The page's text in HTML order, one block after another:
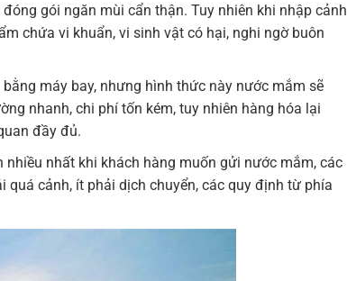
gói ngăn mùi cẩn thận. Tuy nhiên khi nhập cảnh
chứa vi khuẩn, vi sinh vật có hại, nghi ngờ buôn
máy bay, nhưng hình thức này nước mắm sẽ
nhanh, chi phí tốn kém, tuy nhiên hàng hóa lại
đầy đủ.
nhất khi khách hàng muốn gửi nước mắm, các
quá cảnh, ít phải dịch chuyển, các quy định từ phía